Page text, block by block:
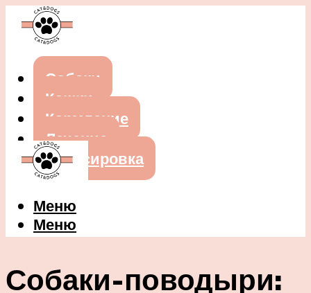
Собаки
Кошки
Кормление
Лечение
Дрессировка
Меню
Меню
Собаки-поводыри: